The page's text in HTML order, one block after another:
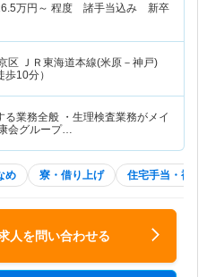
万円～ 程度 諸手当込み 新卒
区 ＪＲ東海道本線(米原－神戸)
歩10分）
る業務全般 ・生理検査業務がメイ
康会グループ…
め 寮・借り上げ 住宅手当・補助
人を問い合わせる